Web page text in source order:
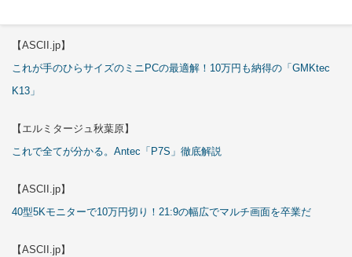
【ASCII.jp】
これが手のひらサイズのミニPCの最適解！10万円も納得の「GMKtec
K13」
【エルミタージュ秋葉原】
これで全てが分かる。Antec「P7S」徹底解説
【ASCII.jp】
40型5Kモニターで10万円切り！21:9の幅広でマルチ画面を卒業だ
【ASCII.jp】